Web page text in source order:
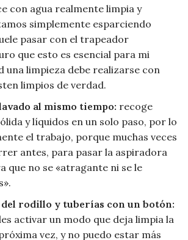
con agua realmente limpia y
simplemente esparciendo
pasar con el trapeador
que esto es esencial para mi
una limpieza debe realizarse con
limpios de verdad.
al mismo tiempo: recoge
y líquidos en un solo paso, por lo
el trabajo, porque muchas veces
antes, para pasar la aspiradora
que no se «atragante ni se le
rodillo y tuberías con un botón:
activar un modo que deja limpia la
vez, y no puedo estar más